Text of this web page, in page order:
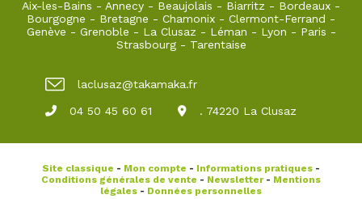
Aix-les-Bains - Annecy - Beaujolais - Biarritz - Bordeaux -
Bourgogne - Bretagne - Chamonix - Clermont-Ferrand -
Genève - Grenoble - La Clusaz - Léman - Lyon - Paris -
Strasbourg- Tarentaise
laclusaz@takamaka.fr
04 50 45 60 61 . 74220 La Clusaz
Site classique - Mon compte - Informations pratiques -
Conditions générales de vente - Newsletter- Mentions
légales - Données personnelles